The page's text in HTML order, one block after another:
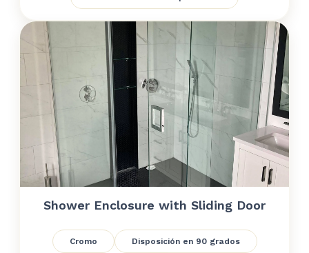
Shower Enclosure with Sliding Door
Cromo Disposición en 90 grados